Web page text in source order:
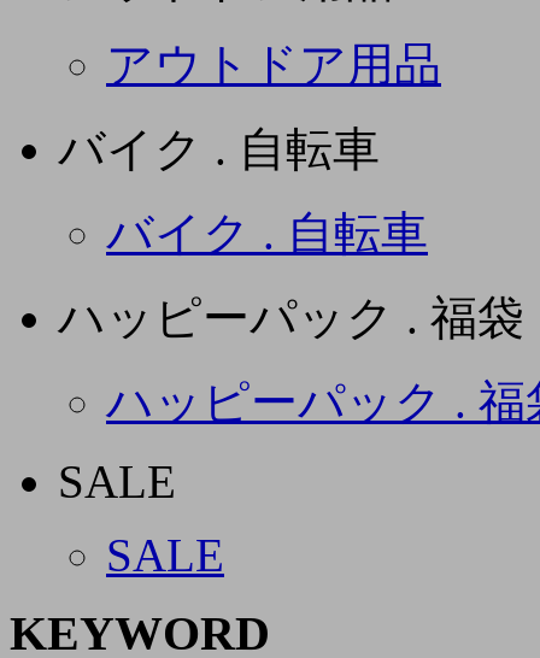
アウトドア用品
バイク . 自転車
バイク . 自転車
ハッピーパック . 福袋
ハッピーパック . 福
SALE
SALE
KEYWORD